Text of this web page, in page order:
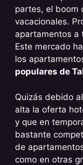
partes, el boom
vacacionales.
apartamentos a
Este mercado
los
populares de
Quizás debido
alta la oferta
y que en
bastante
de
como en otras